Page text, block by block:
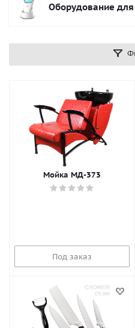
Оборудование для
Мойка МД-373
Под заказ